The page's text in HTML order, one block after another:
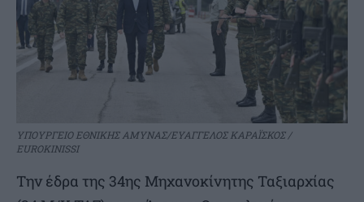
ΥΠΟΥΡΓΕΙΟ ΕΘΝΙΚΗΣ ΑΜΥΝΑΣ/ΕΥΑΓΓΕΛΟΣ ΚΑΡΑΪΣΚΟΣ /
EUROKINISSI
Την έδρα της 34ης Μηχανοκίνητης Ταξιαρχίας